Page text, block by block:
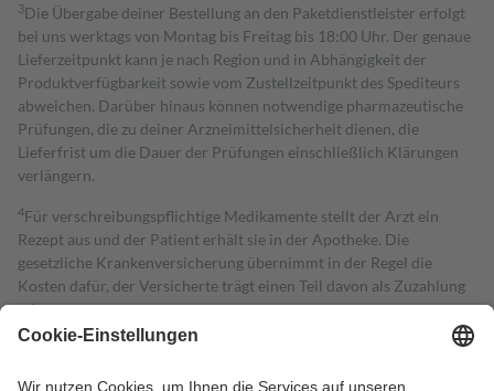
3Die Übergabe deiner Bestellung an den Paketdienstleister erfolgt
bei uns werktags von Montag bis Freitag bis 18:00 Uhr. Der genaue
Lieferzeitpunkt kann je nach Region und in Abhängigkeit der
Produktverfügbarkeit sowie vom Zustellzeitpunkt des Spediteurs
abweichen. Darüber hinaus können notwendige pharmazeutische
Prüfungen, die zu deiner Arzneimittelsicherheit dienen, die
Lieferfrist um die Dauer der Prüfungen einschließlich Klärungen
verlängern.
4Für verschreibungspflichtige Medikamente stellt der Arzt ein
Rezept aus und der Patient erhält sie in der Apotheke. Die
gesetzliche Krankenversicherung übernimmt in der Regel die
Kosten dafür, der Versicherte trägt einen Teil davon als Zuzahlung
mit.
Grundsätzlich leisten Mitglieder Zuzahlungen in Höhe von zehn
höchstens zehn Euro.
Es sind jedoch nie mehr als die tatsächlichen